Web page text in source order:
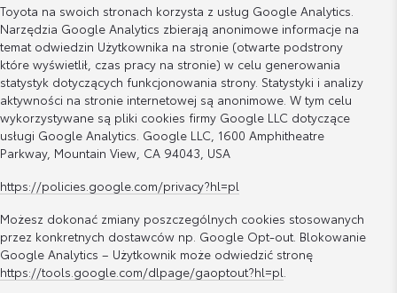
Toyota na swoich stronach korzysta z usług Google Analytics.
Narzędzia Google Analytics zbierają anonimowe informacje na
temat odwiedzin Użytkownika na stronie (otwarte podstrony
które wyświetlił, czas pracy na stronie) w celu generowania
statystyk dotyczących funkcjonowania strony. Statystyki i analizy
aktywności na stronie internetowej są anonimowe. W tym celu
wykorzystywane są pliki cookies firmy Google LLC dotyczące
usługi Google Analytics. Google LLC, 1600 Amphitheatre
Parkway, Mountain View, CA 94043, USA
https://policies.google.com/privacy?hl=pl
Możesz dokonać zmiany poszczególnych cookies stosowanych
przez konkretnych dostawców np. Google Opt-out. Blokowanie
Google Analytics – Użytkownik może odwiedzić stronę
https://tools.google.com/dlpage/gaoptout?hl=pl.